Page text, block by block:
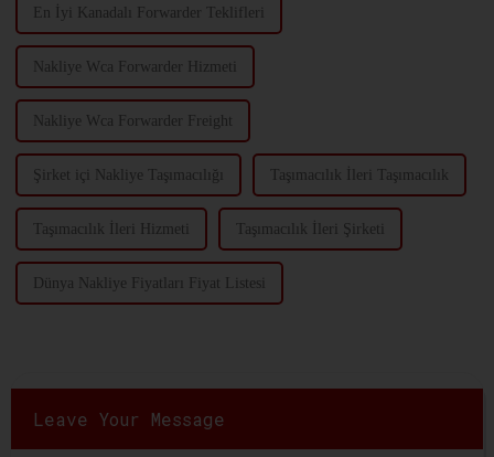
En İyi Kanadalı Forwarder Teklifleri
Nakliye Wca Forwarder Hizmeti
Nakliye Wca Forwarder Freight
Şirket içi Nakliye Taşımacılığı Taşımacılık İleri Taşımacılık
Taşımacılık İleri Hizmeti Taşımacılık İleri Şirketi
Dünya Nakliye Fiyatları Fiyat Listesi
Leave Your Message